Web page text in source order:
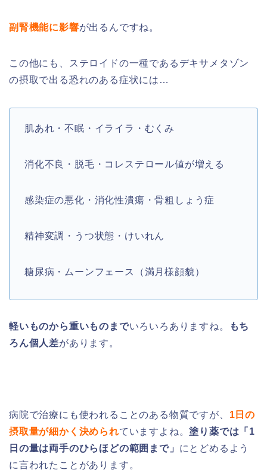
副腎機能に影響が出るんですね。
この他にも、ステロイドの一種であるデキサメタゾン
の摂取で出る恐れのある症状には…
肌あれ・不眠・イライラ・むくみ
消化不良・脱毛・コレステロール値が増える
感染症の悪化・消化性潰瘍・骨粗しょう症
精神変調・うつ状態・けいれん
糖尿病・ムーンフェース（満月様顔貌）
軽いものから重いものまでいろいろありますね。
もち
ろん個人差があります。
病院で治療にも使われることのある物質ですが、 1日の
摂取量が細かく決められていますよね。塗り薬では「1
日の量は両手のひらほどの範囲まで」 にとどめるよう
に言われたことがあります。